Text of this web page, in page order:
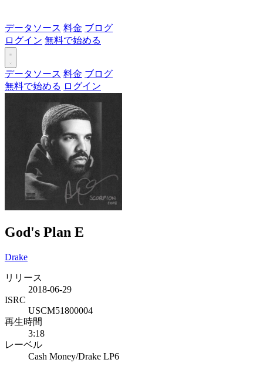
データソース 料金 ブログ
ログイン 無料で始める
データソース 料金 ブログ
無料で始める ログイン
God's Plan E
Drake
リリース
2018-06-29
ISRC
USCM51800004
再生時間
3:18
レーベル
Cash Money/Drake LP6